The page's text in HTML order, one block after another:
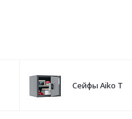
Сейфы Aiko T